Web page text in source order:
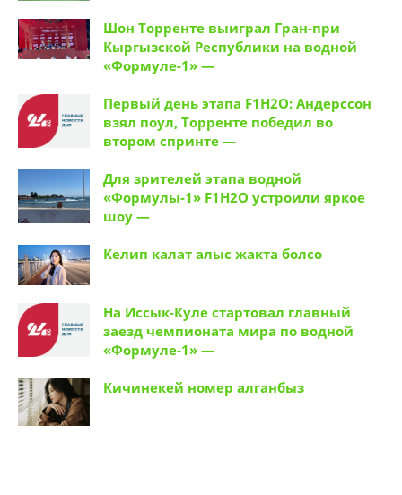
Шон Торренте выиграл Гран-при
Кыргызской Республики на водной
«Формуле-1» —
Первый день этапа F1H2O: Андерссон
взял поул, Торренте победил во
втором спринте —
Для зрителей этапа водной
«Формулы-1» F1H2O устроили яркое
шоу —
Келип калат алыс жакта болсо
На Иссык-Куле стартовал главный
заезд чемпионата мира по водной
«Формуле-1» —
Кичинекей номер алганбыз